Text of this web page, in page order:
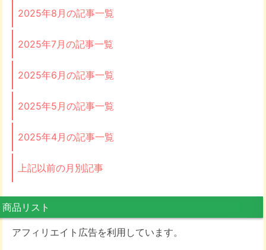
2025年8月の記事一覧
2025年7月の記事一覧
2025年6月の記事一覧
2025年5月の記事一覧
2025年4月の記事一覧
上記以前の月別記事
商品リスト
アフィリエイト広告を利用しています。